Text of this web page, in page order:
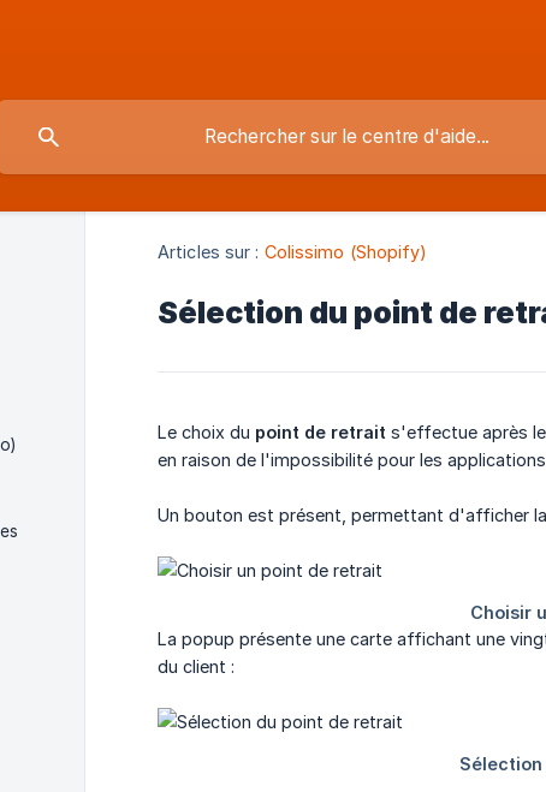
Articles sur : Colissimo (Shopify)
Sélection du point de
Le choix du point de retrait s'effectue après
en raison de l'impossibilité pour les
Un bouton est présent, permettant d'afficher
La popup présente une carte affichant une
du client :